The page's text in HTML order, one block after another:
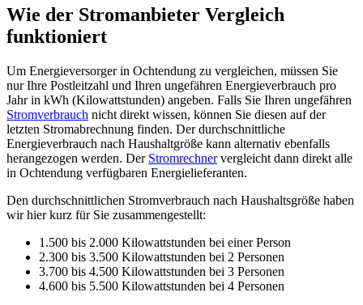
Wie der Stromanbieter Vergleich
funktioniert
Um Energieversorger in Ochtendung zu vergleichen, müssen Sie
nur Ihre Postleitzahl und Ihren ungefähren Energieverbrauch pro
Jahr in kWh (Kilowattstunden) angeben. Falls Sie Ihren ungefähren
Stromverbrauch nicht direkt wissen, können Sie diesen auf der
letzten Stromabrechnung finden. Der durchschnittliche
Energieverbrauch nach Haushaltgröße kann alternativ ebenfalls
herangezogen werden. Der Stromrechnervergleicht dann direkt alle
in Ochtendung verfügbaren Energielieferanten.
Den durchschnittlichen Stromverbrauch nach Haushaltsgröße haben
wir hier kurz für Sie zusammengestellt:
1.500 bis 2.000 Kilowattstunden bei einer Person
2.300 bis 3.500 Kilowattstunden bei 2 Personen
3.700 bis 4.500 Kilowattstunden bei 3 Personen
4.600 bis 5.500 Kilowattstunden bei 4 Personen